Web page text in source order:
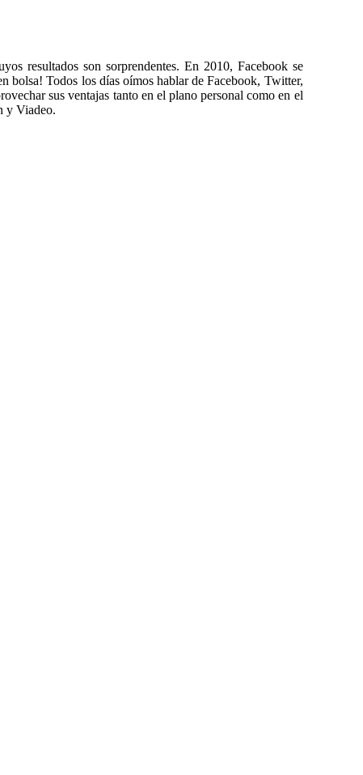
resultados son sorprendentes. En 2010, Facebook se
bolsa! Todos los días oímos hablar de Facebook, Twitter,
sus ventajas tanto en el plano personal como en el
y Viadeo.